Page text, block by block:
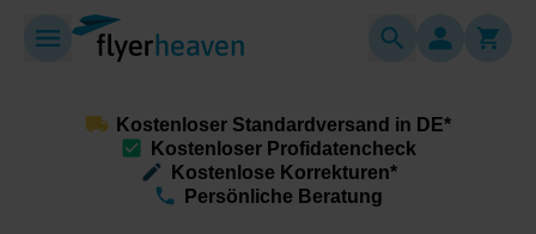
Kostenloser Standardversand in DE*
Kostenloser Profidatencheck
Kostenlose Korrekturen*
Persönliche Beratung